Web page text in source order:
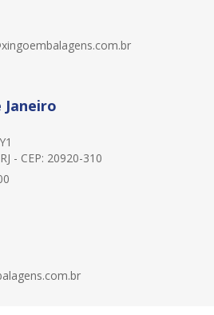
Janeiro
- CEP: 20920-310